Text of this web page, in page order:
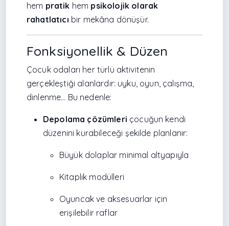
hem pratik hem psikolojik olarak
rahatlatıcı bir mekâna dönüşür.
Fonksiyonellik & Düzen
Çocuk odaları her türlü aktivitenin
gerçekleştiği alanlardır: uyku, oyun, çalışma,
dinlenme… Bu nedenle:
Depolama çözümleri çocuğun kendi
düzenini kurabileceği şekilde planlanır:
Büyük dolaplar minimal altyapıyla
Kitaplık modülleri
Oyuncak ve aksesuarlar için
erişilebilir raflar